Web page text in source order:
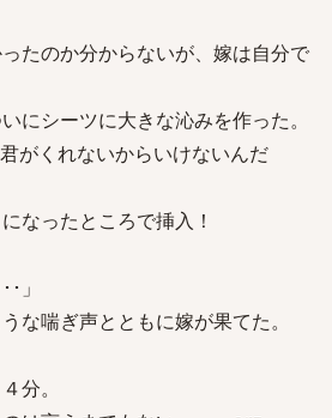
たのか分からないが、嫁は自分で
にシーツに大きな沁みを作った。
がくれないからいけないんだ
なったところで挿入！
」
な喘ぎ声とともに嫁が果てた。
分。